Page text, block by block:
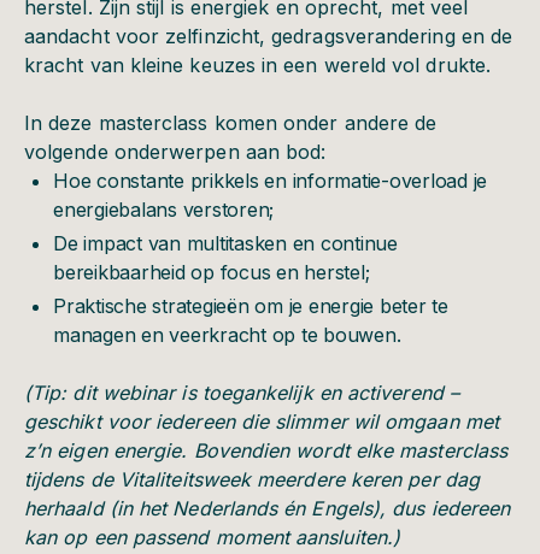
herstel. Zijn stijl is energiek en oprecht, met veel
aandacht voor zelfinzicht, gedragsverandering en de
kracht van kleine keuzes in een wereld vol drukte.
In deze masterclass komen onder andere de
volgende onderwerpen aan bod:
Hoe constante prikkels en informatie-overload je
energiebalans verstoren;
De impact van multitasken en continue
bereikbaarheid op focus en herstel;
Praktische strategieën om je energie beter te
managen en veerkracht op te bouwen.
(Tip: dit webinar is toegankelijk en activerend –
geschikt voor iedereen die slimmer wil omgaan met
z’n eigen energie. Bovendien wordt elke masterclass
tijdens de Vitaliteitsweek meerdere keren per dag
herhaald (in het Nederlands én Engels), dus iedereen
kan op een passend moment aansluiten.)